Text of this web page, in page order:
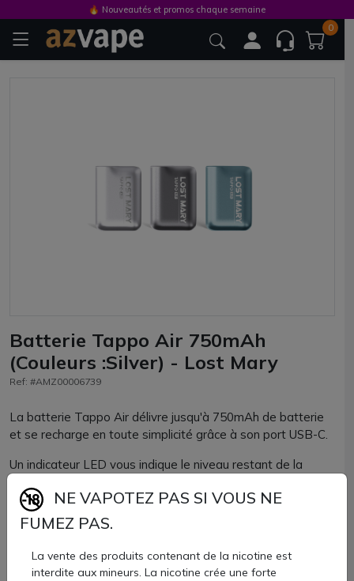
0
Batterie Tappo Air 750mAh
(Couleurs :Silver) - Lost Mary
Ref: #AMZ00006739
La batterie Tappo Air délivre jusqu'à 750mAh de batterie
et se recharge en toute simplicité grâce à son port USB-C.
Un indicateur LED vous indique le niveau restant de la
Elle est compatible avec l'ensemble des pods pré-remplis
Tappo, proposés en 10 ou 20ml de nicotine selon la saveur.
6,10 €
🔥 Nouveautés et promos chaque semaine
NE VAPOTEZ PAS SI VOUS NE
FUMEZ PAS.
La vente des produits contenant de la nicotine est
interdite aux mineurs. La nicotine crée une forte